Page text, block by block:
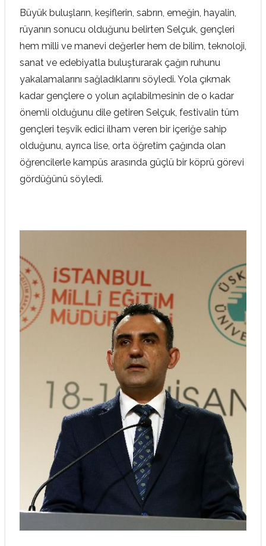
Büyük buluşların, keşiflerin, sabrın, emeğin, hayalin,
rüyanın sonucu olduğunu belirten Selçuk, gençleri
hem milli ve manevi değerler hem de bilim, teknoloji,
sanat ve edebiyatla buluşturarak çağın ruhunu
yakalamalarını sağladıklarını söyledi. Yola çıkmak
kadar gençlere o yolun açılabilmesinin de o kadar
önemli olduğunu dile getiren Selçuk, festivalin tüm
gençleri teşvik edici ilham veren bir içeriğe sahip
olduğunu, ayrıca lise, orta öğretim çağında olan
öğrencilerle kampüs arasında güçlü bir köprü görevi
gördüğünü söyledi.